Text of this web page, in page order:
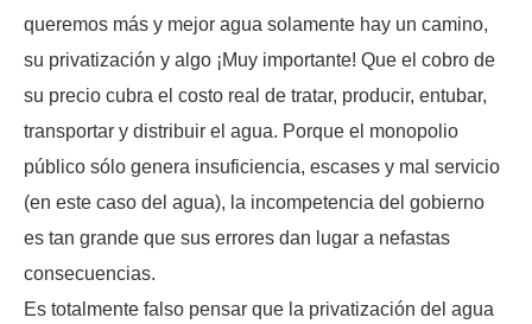
queremos más y mejor agua solamente hay un camino,
su privatización y algo ¡Muy importante! Que el cobro de
su precio cubra el costo real de tratar, producir, entubar,
transportar y distribuir el agua. Porque el monopolio
público sólo genera insuficiencia, escases y mal servicio
(en este caso del agua), la incompetencia del gobierno
es tan grande que sus errores dan lugar a nefastas
consecuencias.
Es totalmente falso pensar que la privatización del agua